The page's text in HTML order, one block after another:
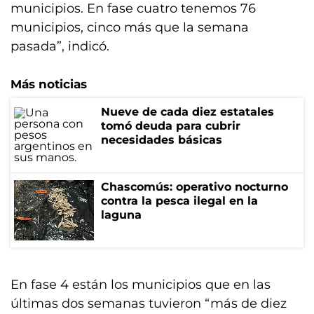
municipios. En fase cuatro tenemos 76
municipios, cinco más que la semana
pasada”, indicó.
Más noticias
Nueve de cada diez estatales
tomó deuda para cubrir
necesidades básicas
Chascomús: operativo nocturno
contra la pesca ilegal en la
laguna
En fase 4 están los municipios que en las
últimas dos semanas tuvieron “más de diez